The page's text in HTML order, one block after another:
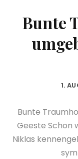
Bunte
1.
Bunte
Geeste Schon
Niklas